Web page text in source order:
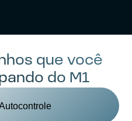
que você
do M1